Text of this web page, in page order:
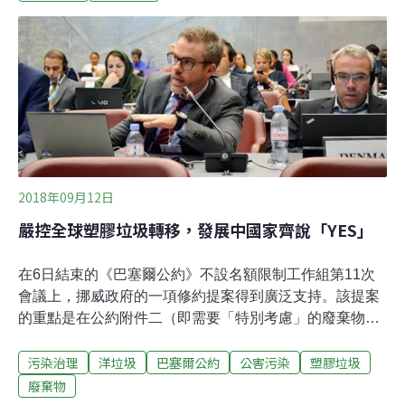
山。支持聯合國新決議的「全球焚化爐替代聯盟」
（Global Alliance for Incinerator Alternatives，Gaia）表
示，許多印尼、泰國和馬來西亞村莊「一年內變成垃圾
場」。「我們發現美國來的垃圾堆積在這些國家中，就在
過去務農的社區裡，」Gaia發言人亞金（Claire Arkin）
說。巴塞爾公約是管制塑膠廢棄物及有毒危險化學物質污
染海洋和生物的公約。美國不是該公約的締約國，因此沒
2018年09月12日
嚴控全球塑膠垃圾轉移，發展中國家齊說「YES」
在6日結束的《巴塞爾公約》不設名額限制工作組第11次
會議上，挪威政府的一項修約提案得到廣泛支持。該提案
的重點是在公約附件二（即需要「特別考慮」的廢棄物）
垃圾出口國事先通知並徵得進口國的同意。如果該提案通
過，將成為遏制海洋垃圾和塑膠垃圾污染的重要國際機
污染治理 洋垃圾 巴塞爾公約 公害污染
塑膠垃圾
廢棄物